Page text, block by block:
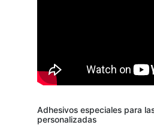
Adhesivos especiales para
personalizadas